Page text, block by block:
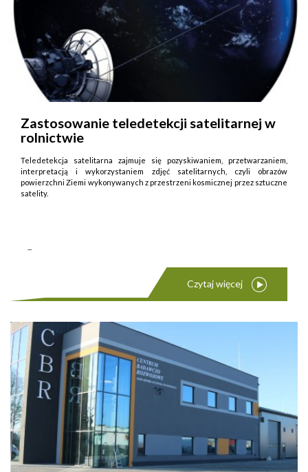
Zastosowanie teledetekcji satelitarnej w
rolnictwie
Teledetekcja satelitarna zajmuje się pozyskiwaniem, przetwarzaniem,
interpretacją i wykorzystaniem zdjęć satelitarnych, czyli obrazów
powierzchni Ziemi wykonywanych z przestrzeni kosmicznej przez sztuczne
satelity.
Czytaj więcej